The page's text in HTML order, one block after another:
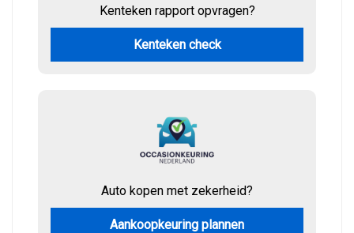
Kenteken rapport opvragen?
Kenteken check
Auto kopen met zekerheid?
Aankoopkeuring plannen